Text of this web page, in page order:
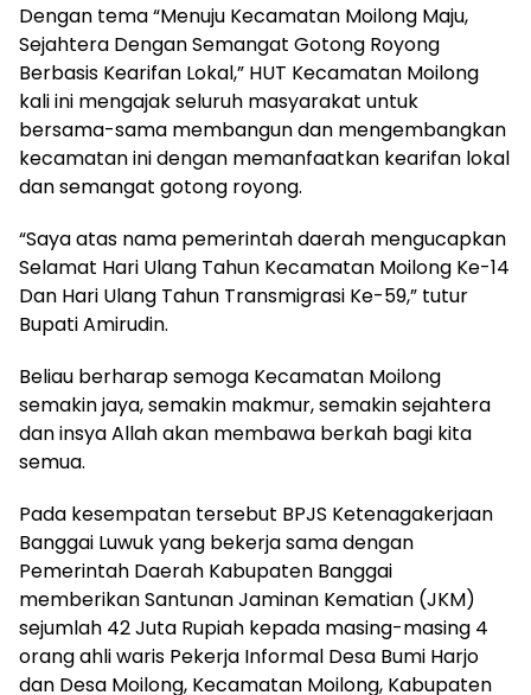
Dengan tema “Menuju Kecamatan Moilong Maju,
Sejahtera Dengan Semangat Gotong Royong
Berbasis Kearifan Lokal,” HUT Kecamatan Moilong
kali ini mengajak seluruh masyarakat untuk
bersama-sama membangun dan mengembangkan
kecamatan ini dengan memanfaatkan kearifan lokal
dan semangat gotong royong.
“Saya atas nama pemerintah daerah mengucapkan
Selamat Hari Ulang Tahun Kecamatan Moilong Ke-14
Dan Hari Ulang Tahun Transmigrasi Ke-59,” tutur
Bupati Amirudin.
Beliau berharap semoga Kecamatan Moilong
semakin jaya, semakin makmur, semakin sejahtera
dan insya Allah akan membawa berkah bagi kita
semua.
Pada kesempatan tersebut BPJS Ketenagakerjaan
Banggai Luwuk yang bekerja sama dengan
Pemerintah Daerah Kabupaten Banggai
memberikan Santunan Jaminan Kematian (JKM)
sejumlah 42 Juta Rupiah kepada masing-masing 4
orang ahli waris Pekerja Informal Desa Bumi Harjo
dan Desa Moilong, Kecamatan Moilong, Kabupaten